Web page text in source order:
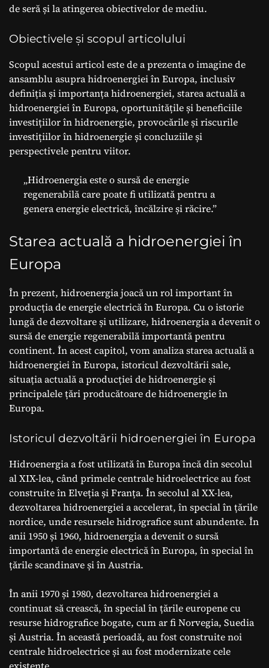
de seră și la atingerea obiectivelor de mediu.
Obiectivele și scopul articolului
Scopul acestui articol este de a prezenta o imagine de
ansamblu asupra hidroenergiei în Europa, inclusiv
definiția și importanța hidroenergiei, starea actuală a
hidroenergiei în Europa, oportunitățile și beneficiile
investițiilor în hidroenergie, provocările și riscurile
investițiilor în hidroenergie și concluziile și
perspectivele pentru viitor.
„Hidroenergia este o sursă de energie
regenerabilă care poate fi utilizată pentru a
genera energie electrică, încălzire și răcire.”
Starea actuală a hidroenergiei în
Europa
În prezent, hidroenergia joacă un rol important în
producția de energie electrică în Europa. Cu o istorie
lungă de dezvoltare și utilizare, hidroenergia a devenit o
sursă de energie regenerabilă importantă pentru
continent. În acest capitol, vom analiza starea actuală a
hidroenergiei în Europa, istoricul dezvoltării sale,
situația actuală a producției de hidroenergie și
principalele țări producătoare de hidroenergie în
Europa.
Istoricul dezvoltării hidroenergiei în Europa
Hidroenergia a fost utilizată în Europa încă din secolul
al XIX-lea, când primele centrale hidroelectrice au fost
construite în Elveția și Franța. În secolul al XX-lea,
dezvoltarea hidroenergiei a accelerat, în special în țările
nordice, unde resursele hidrografice sunt abundente. În
anii 1950 și 1960, hidroenergia a devenit o sursă
importantă de energie electrică în Europa, în special în
țările scandinave și în Austria.
În anii 1970 și 1980, dezvoltarea hidroenergiei a
continuat să crească, în special în țările europene cu
resurse hidrografice bogate, cum ar fi Norvegia, Suedia
și Austria. În această perioadă, au fost construite noi
centrale hidroelectrice și au fost modernizate cele